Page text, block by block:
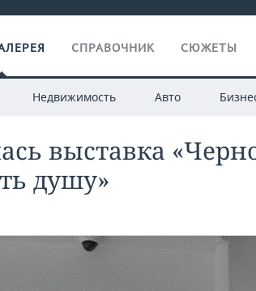
СПРАВОЧНИК СЮЖЕТЫ
Недвижимость Авто
выставка
душу»